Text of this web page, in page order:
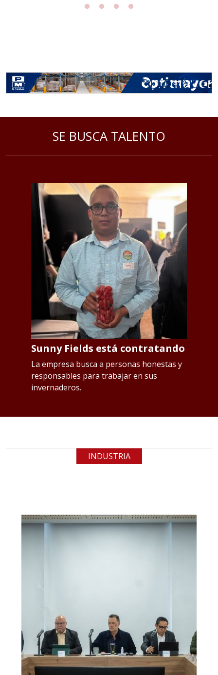
SE BUSCA TALENTO
Sunny Fields está contratando
La empresa busca a personas honestas y
responsables para trabajar en sus
invernaderos.
INDUSTRIA